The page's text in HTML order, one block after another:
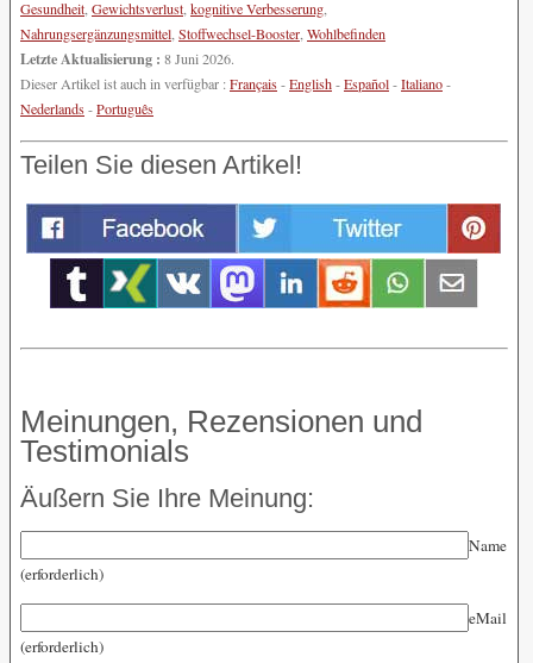
Gesundheit Gewichtsverlust kognitive Verbesserung
Nahrungsergänzungsmittel Stoffwechsel-Booster Wohlbefinden
Letzte Aktualisierung : 8 Juni 2026.
Dieser Artikel ist auch in verfügbar :Français-English-Español-Italiano-
Nederlands-Português
Teilen Sie diesen Artikel!
Meinungen, Rezensionen und
Testimonials
Äußern Sie Ihre Meinung:
Name
(erforderlich)
eMail
(erforderlich)